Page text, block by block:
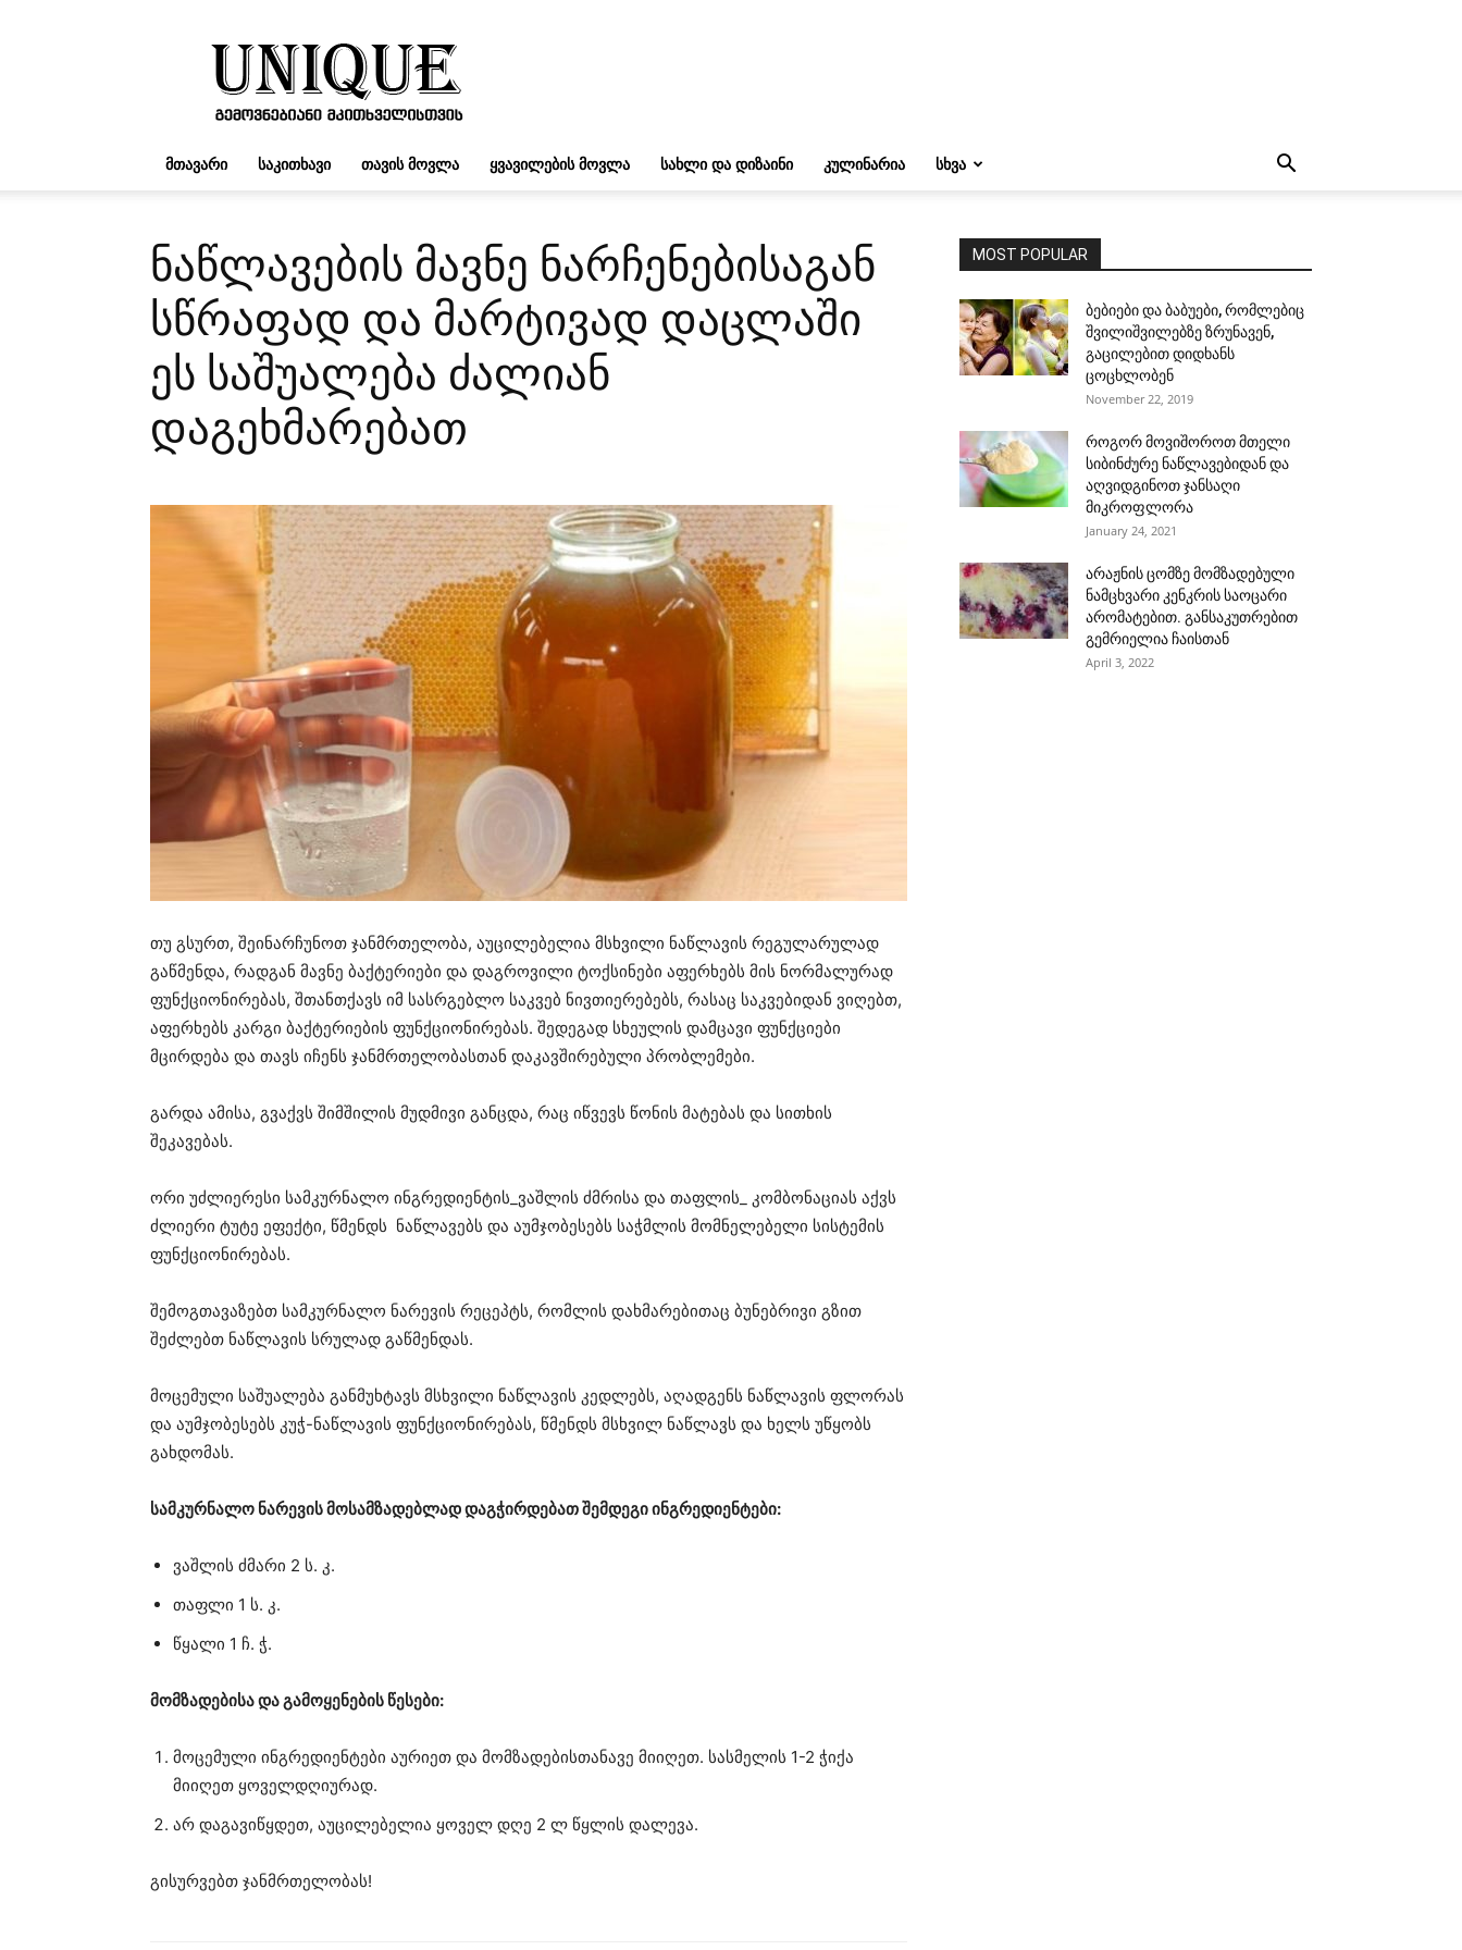
UNIQUE.GE
ᲛᲗᲐᲕᲐᲠᲘ ᲡᲐᲙᲘᲗᲮᲐᲕᲘ ᲗᲐᲕᲘᲡ ᲛᲝᲕᲚᲐ ᲧᲕᲐᲕᲘᲚᲔᲑᲘᲡ ᲛᲝᲕᲚᲐ ᲡᲐᲮᲚᲘ ᲓᲐ ᲓᲘᲖᲐᲘᲜᲘ ᲙᲣᲚᲘᲜᲐᲠᲘᲐ ᲡᲮᲕᲐ
ნაწლავების მავნე ნარჩენებისაგან
სწრაფად და მარტივად დაცლაში
ეს საშუალება ძალიან
დაგეხმარებათ
თუ გსურთ, შეინარჩუნოთ ჯანმრთელობა, აუცილებელია მსხვილი ნაწლავის რეგულარულად
გაწმენდა, რადგან მავნე ბაქტერიები და დაგროვილი ტოქსინები აფერხებს მის ნორმალურად
ფუნქციონირებას, შთანთქავს იმ სასრგებლო საკვებ ნივთიერებებს, რასაც საკვებიდან ვიღებთ,
აფერხებს კარგი ბაქტერიების ფუნქციონირებას. შედეგად სხეულის დამცავი ფუნქციები
მცირდება და თავს იჩენს ჯანმრთელობასთან დაკავშირებული პრობლემები.
გარდა ამისა, გვაქვს შიმშილის მუდმივი განცდა, რაც იწვევს წონის მატებას და სითხის
შეკავებას.
ორი უძლიერესი სამკურნალო ინგრედიენტის_ვაშლის ძმრისა და თაფლის_ კომბონაციას აქვს
ძლიერი ტუტე ეფექტი, წმენდს ნაწლავებს და აუმჯობესებს საჭმლის მომნელებელი სისტემის
ფუნქციონირებას.
შემოგთავაზებთ სამკურნალო ნარევის რეცეპტს, რომლის დახმარებითაც ბუნებრივი გზით
შეძლებთ ნაწლავის სრულად გაწმენდას.
მოცემული საშუალება განმუხტავს მსხვილი ნაწლავის კედლებს, აღადგენს ნაწლავის ფლორას
და აუმჯობესებს კუჭ-ნაწლავის ფუნქციონირებას, წმენდს მსხვილ ნაწლავს და ხელს უწყობს
გახდომას.
სამკურნალო ნარევის მოსამზადებლად დაგჭირდებათ შემდეგი ინგრედიენტები:
ვაშლის ძმარი 2 ს. კ.
თაფლი 1 ს. კ.
წყალი 1 ჩ. ჭ.
მომზადებისა და გამოყენების წესები:
მოცემული ინგრედიენტები აურიეთ და მომზადებისთანავე მიიღეთ. სასმელის 1-2 ჭიქა
მიიღეთ ყოველდღიურად.
არ დაგავიწყდეთ, აუცილებელია ყოველ დღე 2 ლ წყლის დალევა.
გისურვებთ ჯანმრთელობას!
MOST POPULAR
ბებიები და ბაბუები, რომლებიც
შვილიშვილებზე ზრუნავენ,
გაცილებით დიდხანს
ცოცხლობენ
November 22, 2019
როგორ მოვიშოროთ მთელი
სიბინძურე ნაწლავებიდან და
აღვიდგინოთ ჯანსაღი
მიკროფლორა
January 24, 2021
არაჟნის ცომზე მომზადებული
ნამცხვარი კენკრის საოცარი
არომატებით. განსაკუთრებით
გემრიელია ჩაისთან
April 3, 2022